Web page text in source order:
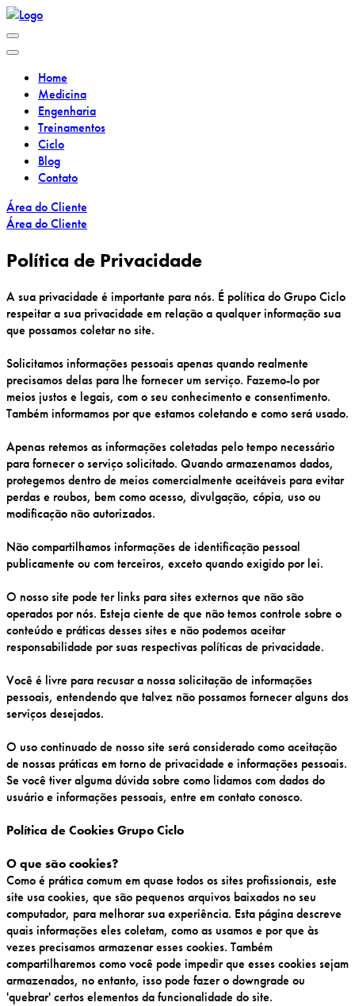
Home
Medicina
Engenharia
Treinamentos
Ciclo
Blog
Contato
Área do Cliente
Área do Cliente
Política de Privacidade
A sua privacidade é importante para nós. É política do Grupo Ciclo
respeitar a sua privacidade em relação a qualquer informação sua
que possamos coletar no site.
Solicitamos informações pessoais apenas quando realmente
precisamos delas para lhe fornecer um serviço. Fazemo-lo por
meios justos e legais, com o seu conhecimento e consentimento.
Também informamos por que estamos coletando e como será usado.
Apenas retemos as informações coletadas pelo tempo necessário
para fornecer o serviço solicitado. Quando armazenamos dados,
protegemos dentro de meios comercialmente aceitáveis para evitar
perdas e roubos, bem como acesso, divulgação, cópia, uso ou
modificação não autorizados.
Não compartilhamos informações de identificação pessoal
publicamente ou com terceiros, exceto quando exigido por lei.
O nosso site pode ter links para sites externos que não são
operados por nós. Esteja ciente de que não temos controle sobre o
conteúdo e práticas desses sites e não podemos aceitar
responsabilidade por suas respectivas políticas de privacidade.
Você é livre para recusar a nossa solicitação de informações
pessoais, entendendo que talvez não possamos fornecer alguns dos
serviços desejados.
O uso continuado de nosso site será considerado como aceitação
de nossas práticas em torno de privacidade e informações pessoais.
Se você tiver alguma dúvida sobre como lidamos com dados do
usuário e informações pessoais, entre em contato conosco.
Política de Cookies Grupo Ciclo
O que são cookies?
Como é prática comum em quase todos os sites profissionais, este
site usa cookies, que são pequenos arquivos baixados no seu
computador, para melhorar sua experiência. Esta página descreve
quais informações eles coletam, como as usamos e por que às
vezes precisamos armazenar esses cookies. Também
compartilharemos como você pode impedir que esses cookies sejam
armazenados, no entanto, isso pode fazer o downgrade ou
'quebrar' certos elementos da funcionalidade do site.